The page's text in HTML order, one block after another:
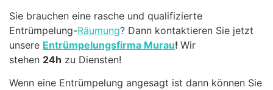
Sie brauchen eine rasche und qualifizierte
Entrümpelung-Räumung? Dann kontaktieren Sie jetzt
unsere Entrümpelungsfirma Murau! Wir
stehen 24h zu Diensten!
Wenn eine Entrümpelung angesagt ist dann können Sie